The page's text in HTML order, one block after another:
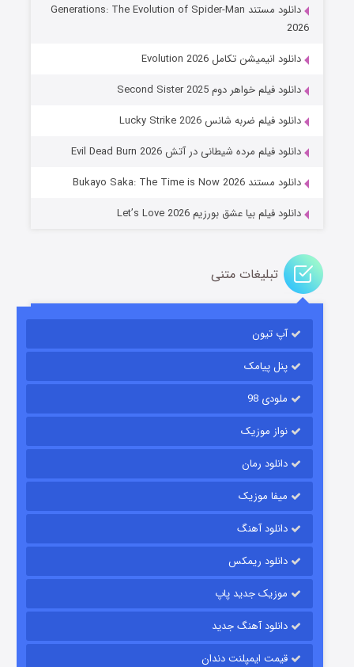
جادوگری در مغولستان
باب اسفنجی فصل ۱۷
قسمت۶ (زیرنویس) منتشر شد
قسمت۱۵ (دوبله) منتشر شد
دانلود مستند Generations: The Evolution of Spider-Man
2026
دانلود انیمیشن تکامل Evolution 2026
دانلود فیلم خواهر دوم Second Sister 2025
دانلود فیلم ضربه شانس Lucky Strike 2026
دانلود فیلم مرده شیطانی در آتش Evil Dead Burn 2026
دانلود مستند Bukayo Saka: The Time is Now 2026
دانلود فیلم بیا عشق بورزیم Let’s Love 2026
تبلیغات متنی
آپ تیون
پنل پیامک
ملودی 98
نواز موزیک
دانلود رمان
میفا موزیک
دانلود آهنگ
دانلود ریمکس
موزیک جدید پاپ
دانلود آهنگ جدید
قیمت ایمپلنت دندان